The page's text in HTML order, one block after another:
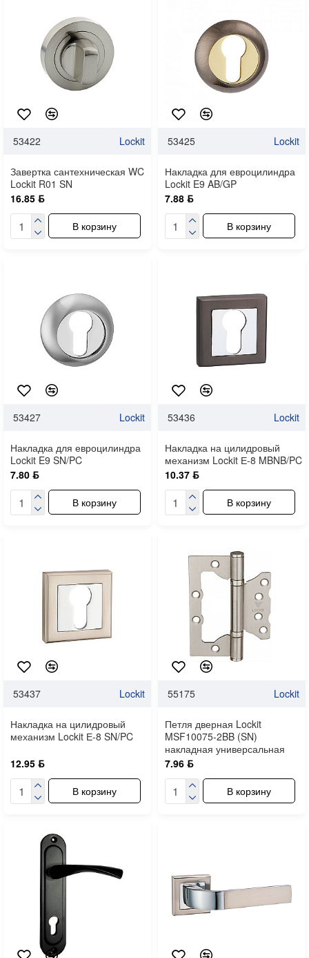
53422 Lockit
Завертка сантехническая WC
Lockit R01 SN
16.85 ƃ
В корзину
53425 Lockit
Накладка для евроцилиндра
Lockit E9 AB/GP
7.88 ƃ
В корзину
53427 Lockit
Накладка для евроцилиндра
Lockit E9 SN/PC
7.80 ƃ
В корзину
53436 Lockit
Накладка на цилидровый
механизм Lockit Е-8 MBNB/PC
10.37 ƃ
В корзину
53437 Lockit
Накладка на цилидровый
механизм Lockit Е-8 SN/PC
12.95 ƃ
В корзину
55175 Lockit
Петля дверная Lockit
MSF10075-2BB (SN)
накладная универсальная
7.96 ƃ
В корзину